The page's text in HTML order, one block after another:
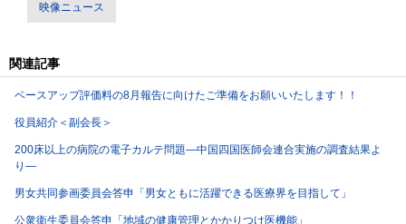
映像ニュース
関連記事
ベースアップ評価料の8月報告に向けたご準備をお願いいたします！！
役員紹介＜副会長＞
200床以上の病院の電子カルテ問題―中国四国医師会連合実施の調査結果よ
り―
男女共同参画委員会答申「男女ともに活躍できる医療界を目指して」
公衆衛生委員会答申「地域の健康管理とかかりつけ医機能」